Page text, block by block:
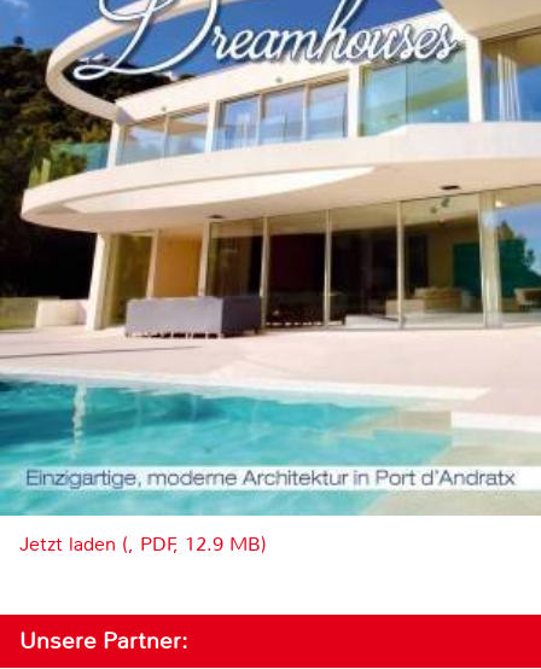
Jetzt laden (, PDF, 12.9 MB)
Unsere Partner: